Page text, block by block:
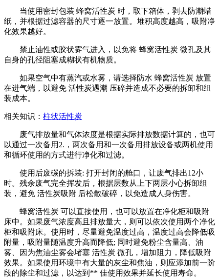
当使用密封包装 蜂窝活性炭 时，取下箱体，剥去防潮蜡
纸，并根据过滤容器的尺寸逐一放置。堆积高度越高，吸附净
化效果越好。
禁止油性或胶状雾气进入，以免将 蜂窝活性炭 微孔及其
自身的孔径阻塞成糊状有机物质。
如果空气中有蒸汽或水雾，请选择防水 蜂窝活性炭 放置
在进气端，以避免 活性炭遇潮 压碎并造成不必要的拆卸和组
装成本。
相关知识： 柱状活性炭
废气排放量和气体浓度是根据实际排放数据计算的，也可
以通过一次备用2.，两次备用和一次备用排放设备或两机使用
和循环使用的方式进行净化和过滤。
使用后废碳的拆装: 打开封闭的舱口，让废气排出12小
时。残余废气完全挥发后，根据层数从上下两层小心拆卸组
装，避免 活性炭吸附 后松散破碎，以免造成人身伤害。
蜂窝活性炭 可以直接使用，也可以放置在净化柜和吸附
床中。如果废气浓度高且排放量大，则可以依次使用两个净化
柜和吸附床。使用时，尽量避免温度过高，温度过高会降低吸
附量，吸附量随温度升高而降低; 同时避免粉尘含量高、油
雾、因为焦油尘雾会堵塞 活性炭 微孔，增加阻力，降低吸附
效果。如果使用环境中有大量的灰尘和焦油，则应添加前一阶
段的除尘和过滤，以达到** 佳使用效果并延长使用寿命。